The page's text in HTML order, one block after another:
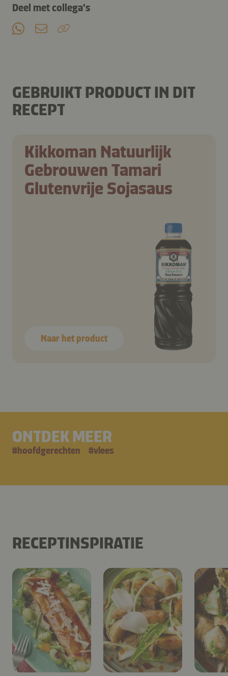
Deel met collega's
GEBRUIKT PRODUCT IN DIT
RECEPT
Kikkoman Natuurlijk
Gebrouwen Tamari
Glutenvrije Sojasaus
Naar het product
ONTDEK MEER
#hoofdgerechten #vlees
RECEPTINSPIRATIE